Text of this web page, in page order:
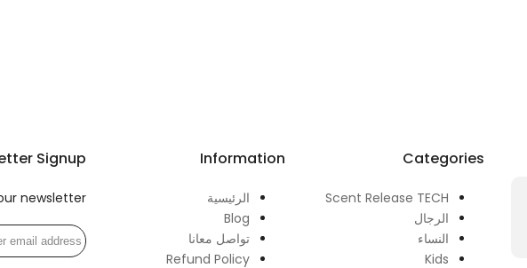
Categories
Scent Release TECH
الرجال
النساء
Kids
Information
الرئيسية
Blog
تواصل معانا
Refund Policy
Signup
newsletter